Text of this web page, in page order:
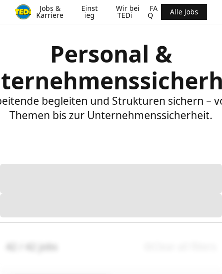
Jobs &
Karriere
Einst
ieg
Wir bei
TEDi
FA
Q Alle Jobs
Personal &
begleiten und Strukturen sichern –
Themen bis zur Unternehmenssicherheit.
42 / 42 jobs